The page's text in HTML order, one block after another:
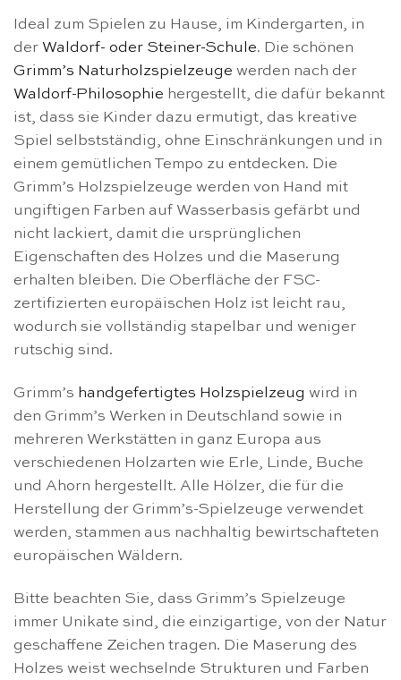
Ideal zum Spielen zu Hause, im Kindergarten, in
der Waldorf- oder Steiner-Schule. Die schönen
Grimm’s Naturholzspielzeuge werden nach der
Waldorf-Philosophie hergestellt, die dafür bekannt
ist, dass sie Kinder dazu ermutigt, das kreative
Spiel selbstständig, ohne Einschränkungen und in
einem gemütlichen Tempo zu entdecken. Die
Grimm’s Holzspielzeuge werden von Hand mit
ungiftigen Farben auf Wasserbasis gefärbt und
nicht lackiert, damit die ursprünglichen
Eigenschaften des Holzes und die Maserung
erhalten bleiben. Die Oberfläche der FSC-
zertifizierten europäischen Holz ist leicht rau,
wodurch sie vollständig stapelbar und weniger
rutschig sind.
Grimm’s handgefertigtes Holzspielzeug wird in
den Grimm’s Werken in Deutschland sowie in
mehreren Werkstätten in ganz Europa aus
verschiedenen Holzarten wie Erle, Linde, Buche
und Ahorn hergestellt. Alle Hölzer, die für die
Herstellung der Grimm’s-Spielzeuge verwendet
werden, stammen aus nachhaltig bewirtschafteten
europäischen Wäldern.
Bitte beachten Sie, dass Grimm’s Spielzeuge
immer Unikate sind, die einzigartige, von der Natur
geschaffene Zeichen tragen. Die Maserung des
Holzes weist wechselnde Strukturen und Farben